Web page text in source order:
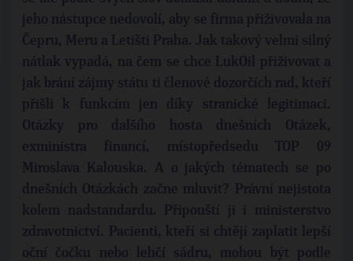
jeho nástupce nedovolí, aby se firma přiživovala na
Čepru, Meru a Letišti Praha. Jak takový velmi silný
nátlak vypadá, na čem se chce LukOil přiživovat a
jak brání zájmy státu ti členové dozorčích rad, kteří
přišli k funkcím jen díky stranické legitimaci.
Otázky pro dalšího hosta dnešních Otázek,
exministra financí, místopředsedu TOP 09
Miroslava Kalouska. A o jakých tématech se po
dnešních Otázkách začne mluvit? Právní nejistota
kolem nadstandardu. Připouští ji i ministerstvo
zdravotnictví. Pacienti, kteří si chtějí zaplatit lepší
oční čočku nebo lehčí sádru, mohou být podle